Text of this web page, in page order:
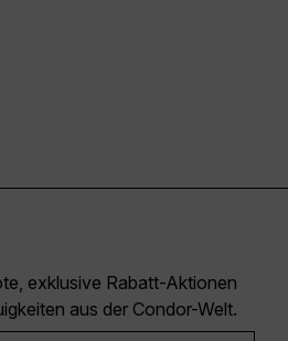
exklusive Rabatt-Aktionen
aus der Condor-Welt.